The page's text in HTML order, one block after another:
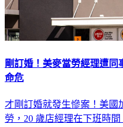
剛訂婚！美麥當勞經理遭
命危
才剛訂婚就發生慘案！美國
勞，20 歲店經理在下班時